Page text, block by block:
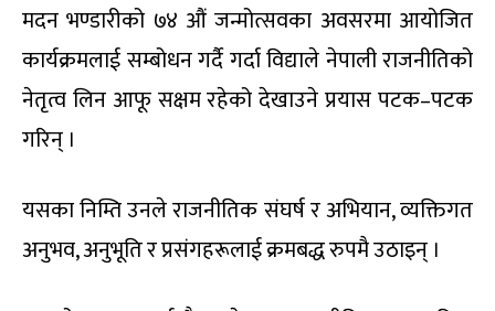
मदन भण्डारीको ७४ औं जन्मोत्सवका अवसरमा आयोजित
कार्यक्रमलाई सम्बोधन गर्दै गर्दा विद्याले नेपाली राजनीतिको
नेतृत्व लिन आफू सक्षम रहेको देखाउने प्रयास पटक–पटक
गरिन् ।
यसका निम्ति उनले राजनीतिक संघर्ष र अभियान, व्यक्तिगत
अनुभव, अनुभूति र प्रसंगहरूलाई क्रमबद्ध रुपमै उठाइन् ।